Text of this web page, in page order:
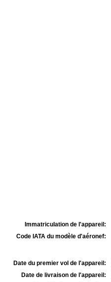
Immatriculation de l'appareil:
Code IATA du modèle d'aéronef:
Date du premier vol de l'appareil:
Date de livraison de l'appareil: